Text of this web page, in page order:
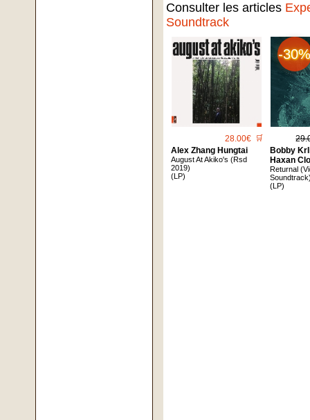
Consulter les articles
Soundtrack
28.00€ 🛒
Alex Zhang Hungtai
August At Akiko's (Rsd
2019)
(LP)
-30%
Bobby
Haxan
Returnal
(LP)